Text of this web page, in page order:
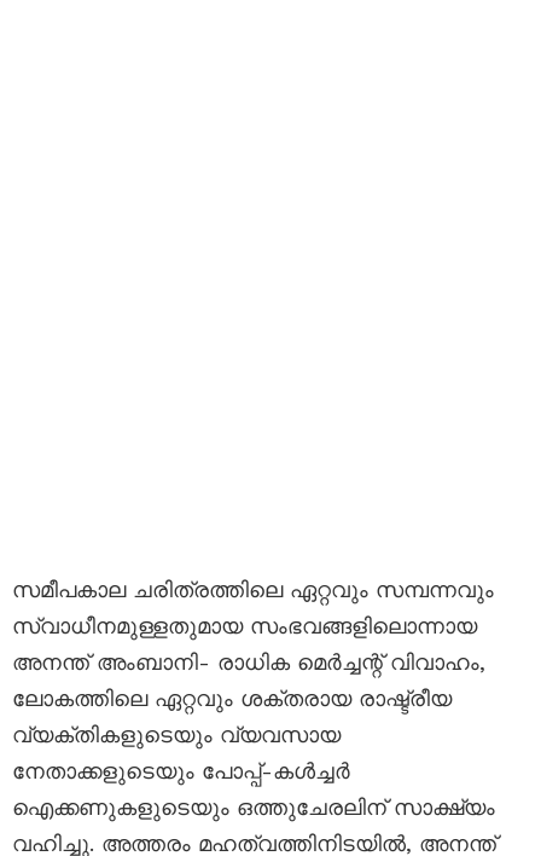
സമീപകാല ചരിത്രത്തിലെ ഏറ്റവും സമ്പന്നവും
സ്വാധീനമുള്ളതുമായ സംഭവങ്ങളിലൊന്നായ
അനന്ത് അംബാനി- രാധിക മെർച്ചന്റ് വിവാഹം,
ലോകത്തിലെ ഏറ്റവും ശക്തരായ രാഷ്ട്രീയ
വ്യക്തികളുടെയും വ്യവസായ
നേതാക്കളുടെയും പോപ്പ്-കൾച്ചർ
ഐക്കണുകളുടെയും ഒത്തുചേരലിന് സാക്ഷ്യം
വഹിച്ചു. അത്തരം മഹത്വത്തിനിടയിൽ, അനന്ത്